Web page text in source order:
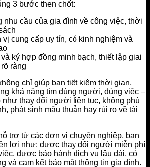
3 bước then chốt:
nhu cầu của gia đình về công việc, thời
vị cung cấp uy tín, có kinh nghiệm và
ký hợp đồng minh bạch, thiết lập giai
ràng
chỉ giúp bạn tiết kiệm thời gian,
khả năng tìm đúng người, đúng việc –
như thay đổi người liên tục, không phù
phát sinh mâu thuẫn hay rủi ro về tài
trợ từ các đơn vị chuyên nghiệp, bạn
lợi như: được thay đổi người miễn phí
được bảo hành dịch vụ lâu dài, có
và cam kết bảo mật thông tin gia đình.